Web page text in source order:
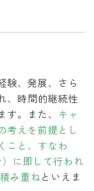
験、発展、さら
、時間的継続性
。また、 キャ
考えを前提とし
こと、すなわ
に即して行われ
み重ねといえま